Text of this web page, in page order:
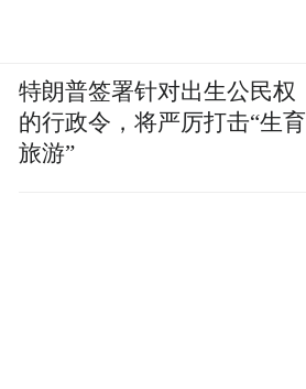
特朗普签署针对出生公民权
的行政令，将严厉打击“生育
旅游”